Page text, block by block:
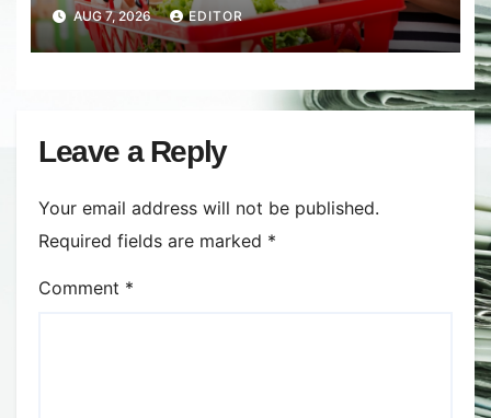
ultima lună, grâul s-a scumpit cel
mai mult (+5,8%), pe fondul
secetei, dar și al temerilor că
războiul din Ucraina va perturba
din nou exporturile prin Marea
Neagră.
AUG 7, 2026 EDITOR
Leave a Reply
Your email address will not be published.
Required fields are marked *
Comment *